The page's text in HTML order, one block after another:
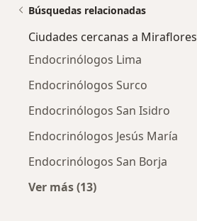
Búsquedas relacionadas
Ciudades cercanas a Miraflores
Endocrinólogos Lima
Endocrinólogos Surco
Endocrinólogos San Isidro
Endocrinólogos Jesús María
Endocrinólogos San Borja
Ver más (13)